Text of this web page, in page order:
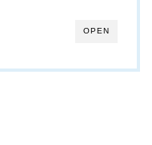
OPEN